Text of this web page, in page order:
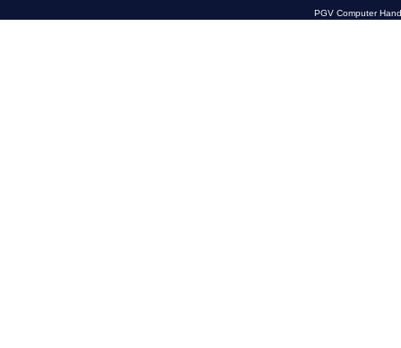
PGV Computer